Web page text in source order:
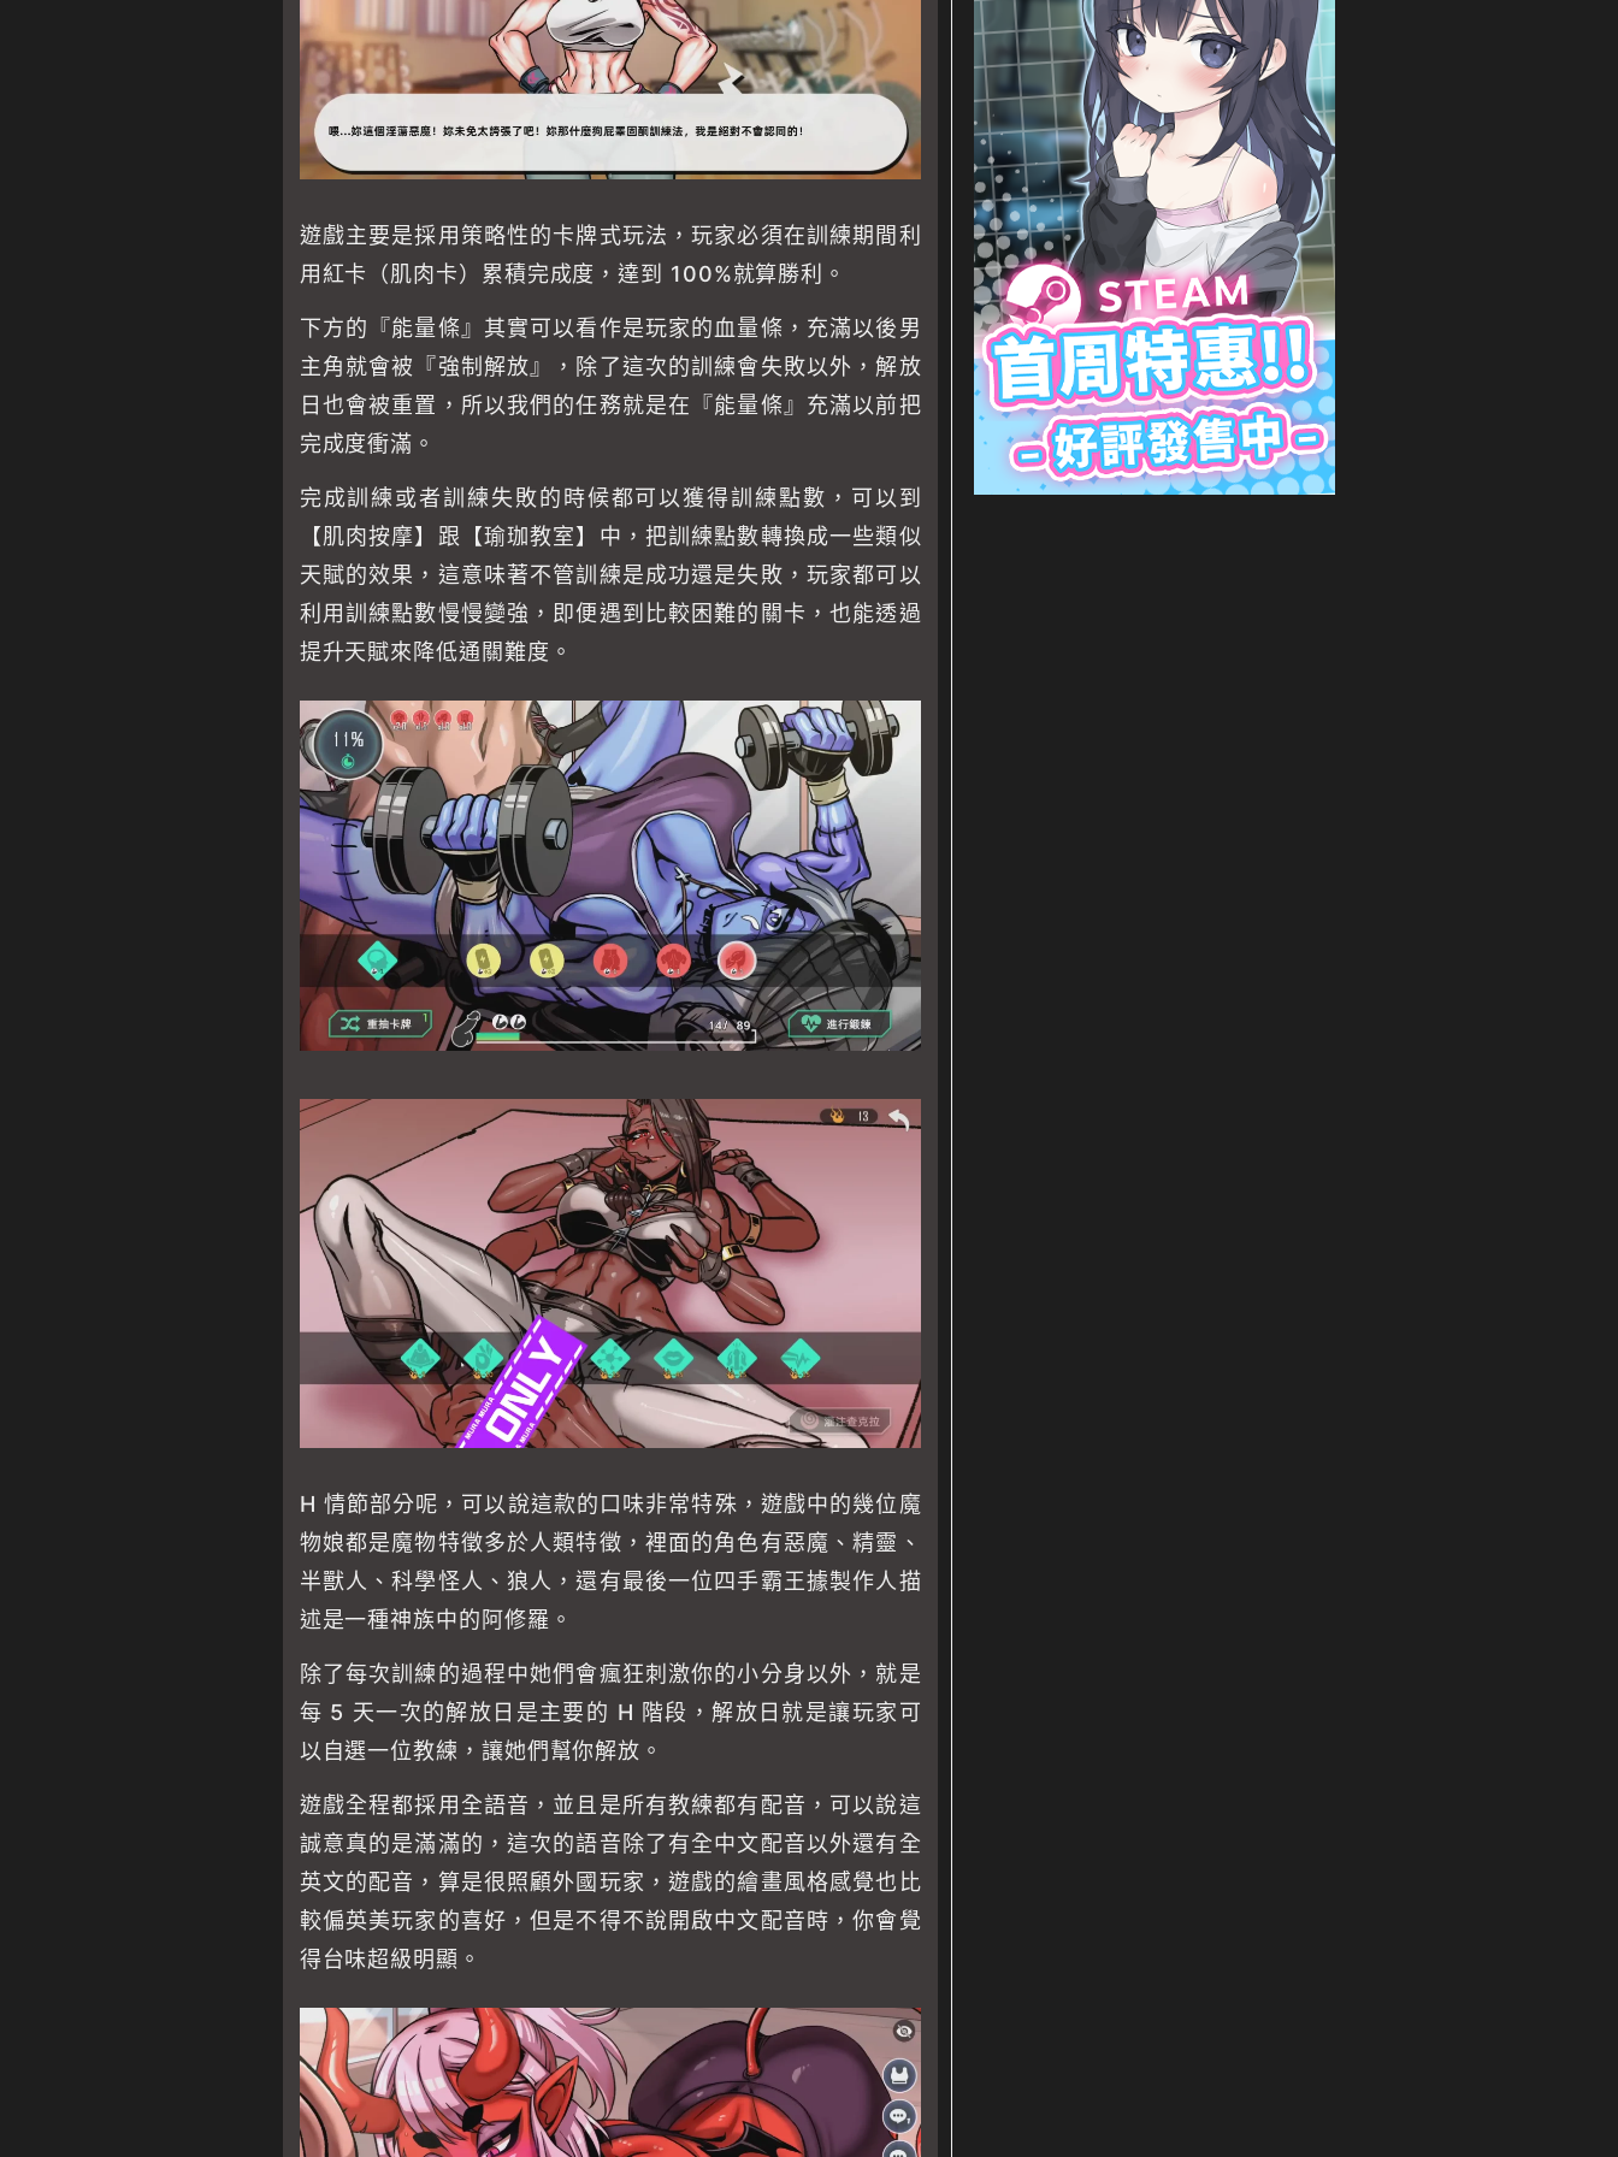
遊戲主要是採用策略性的卡牌式玩法，玩家必須在訓練期間利
用紅卡（肌肉卡）累積完成度，達到 100%就算勝利。
下方的『能量條』其實可以看作是玩家的血量條，充滿以後男
主角就會被『強制解放』，除了這次的訓練會失敗以外，解放
日也會被重置，所以我們的任務就是在『能量條』充滿以前把
完成度衝滿。
完成訓練或者訓練失敗的時候都可以獲得訓練點數，可以到
【肌肉按摩】跟【瑜珈教室】中，把訓練點數轉換成一些類似
天賦的效果，這意味著不管訓練是成功還是失敗，玩家都可以
利用訓練點數慢慢變強，即便遇到比較困難的關卡，也能透過
提升天賦來降低通關難度。
H 情節部分呢，可以說這款的口味非常特殊，遊戲中的幾位魔
物娘都是魔物特徵多於人類特徵，裡面的角色有惡魔、精靈、
半獸人、科學怪人、狼人，還有最後一位四手霸王據製作人描
述是一種神族中的阿修羅。
除了每次訓練的過程中她們會瘋狂刺激你的小分身以外，就是
每 5 天一次的解放日是主要的 H 階段，解放日就是讓玩家可
以自選一位教練，讓她們幫你解放。
遊戲全程都採用全語音，並且是所有教練都有配音，可以說這
誠意真的是滿滿的，這次的語音除了有全中文配音以外還有全
英文的配音，算是很照顧外國玩家，遊戲的繪畫風格感覺也比
較偏英美玩家的喜好，但是不得不說開啟中文配音時，你會覺
得台味超級明顯。